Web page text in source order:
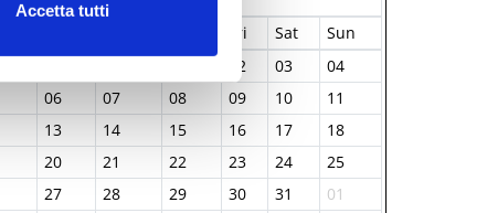
Accetta tutti
Fri Sat
Sun
02 03
04
06 07 08 09 10
11
13 14 15 16 17
18
20 21 22 23 24
25
27 28 29 30 31
01